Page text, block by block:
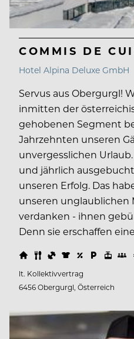
COMMIS DE
Hotel Alpina Deluxe GmbH
Servus aus Obergurgl!
inmitten der
gehobenen Segment
Jahrzehnten unseren
unvergesslichen
und jährlich
unseren Erfolg. Das
unseren unglaublichen
verdanken - ihnen
Denn sie erschaffen
lt. Kollektivvertrag
6456 Obergurgl, Österreich